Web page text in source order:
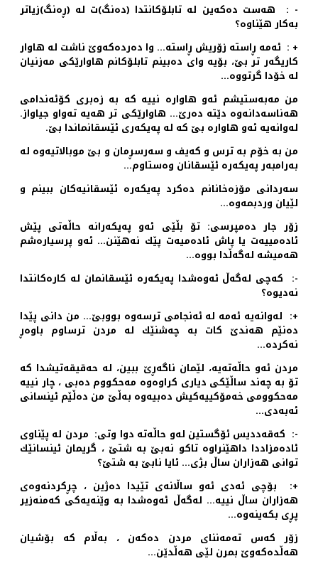
- : هه‌ست ده‌كه‌ین له‌ تابلۆكانتدا (ده‌نگ)ت له‌ (ڕه‌نگ)زیاتر
به‌كار هێناوه‌؟
+ : ئه‌مه‌ ڕاسته‌ زۆریش ڕاسته‌… وا ده‌رده‌كه‌وێ ناشت له‌ هاوار
كاریگه‌ر تر بێ، بۆیه‌ وای ده‌بینم تابلۆكانم هاوارێكی مه‌زنیان
له‌ خۆدا گرتووه‌...
من مه‌به‌ستیشم ئه‌و هاواره‌ نییه‌ كه‌ به‌ زه‌بری كۆئه‌ندامی
هه‌ناسه‌دانه‌وه‌ دێته‌ ده‌رێ… هاوارێكی تر هه‌یه‌ ته‌واو جیاواز.
له‌وانه‌یه‌ ئه‌و هاواره‌ بێ كه‌ له‌ په‌یكه‌ری ئێسقانماندا بێ.
من به‌ خۆم به‌ ترس و كه‌یف و سه‌رسڕمان و بێ موبالاتیه‌وه‌ له‌
به‌رامبه‌ر په‌یكه‌ره‌ ئێسقانان وه‌ستاوم…
سه‌ردانی مۆزه‌خانانم ده‌كرد په‌یكه‌ره‌ ئێسقانیه‌كان ببینم و
لێیان وردبمه‌وه‌…
زۆر جار ده‌مپرسی: تۆ بڵێی ئه‌و په‌یكه‌رانه‌ حاڵه‌تی پێش
ئاده‌مییه‌ت یا پاش ئاده‌میه‌ت پێك نه‌هێنن… ئه‌و پرسیاره‌شم
هه‌میشه‌ له‌گه‌ڵدا بووه‌…
-: كه‌چی له‌گه‌ڵ ئه‌وه‌شدا په‌یكه‌ره‌ ئێسقانمان له‌ كاره‌كانتدا
نه‌دیوه‌؟
+: له‌وانه‌یه‌ ئه‌مه‌ له‌ ئه‌نجامی ترسه‌وه‌ بووبێ… من دانی پێدا
ده‌نێم هه‌ندێ كات به‌ چه‌شنێك له‌ مردن ترساوم باوه‌ڕ
نه‌كرده‌…
مردن ئه‌و حاڵه‌ته‌یه‌، لێمان ناگه‌ڕێ ببین، له‌ حه‌قیقه‌تیشدا كه‌
تۆ به‌ چه‌ند ساڵێكی دیاری كراوه‌وه‌ مه‌حكووم ده‌بی ، چار نییه‌
مه‌حكوومی خه‌مۆكییه‌كیش ده‌بیه‌وه‌ به‌ڵێ من ده‌ڵێم ئینسانی
ئه‌به‌دی…
-: كه‌قه‌ددیس ئۆگستین له‌و حاڵه‌ته‌ دوا وتی: مردن له‌ پێناوی
ئاده‌مزاددا داهێنراوه‌ تاكو نه‌بێ به‌ شتێ ، گریمان ئینسانێك
توانی هه‌زاران ساڵ بژی… ئایا نابێ به‌ شتێ؟
+: بۆچی ئه‌دی ئه‌و ساڵانه‌ی تێیدا ده‌ژین ، چڕكردنه‌وه‌ی
هه‌زاران ساڵ نییه‌… له‌گه‌ڵ ئه‌وه‌شدا به‌ وێنه‌یه‌كی كه‌منه‌زیر
پڕی بكه‌ینه‌وه‌…
زۆر كه‌س ته‌مه‌ننای مردن ده‌كه‌ن ، به‌ڵام كه‌ بۆشیان
هه‌ڵده‌كه‌وێ بمرن لێی هه‌ڵدێن…